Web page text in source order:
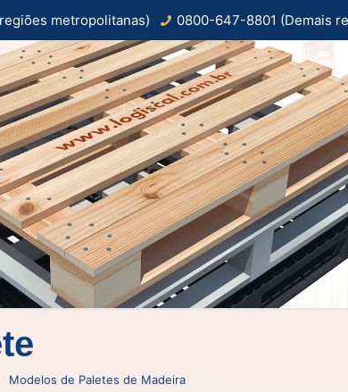
metropolitanas) 0800-647-8801 (Demais
Modelos de Paletes de Madeira